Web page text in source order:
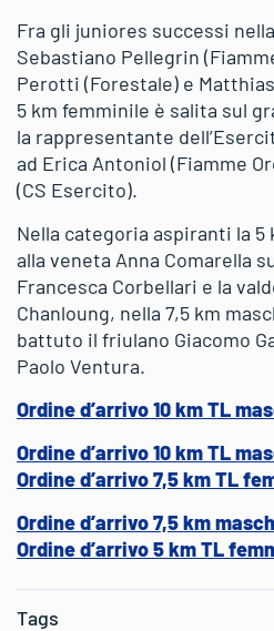
Fra gli juniores successi
Sebastiano Pellegrin
Perotti (Forestale) e
5 km femminile è salita sul
la rappresentante
ad Erica Antoniol (Fiamme
(CS Esercito).
Nella categoria aspiranti la 5
alla veneta Anna Comarella
Francesca Corbellari e la
Chanloung, nella 7,5 km
battuto il friulano Giacomo
Paolo Ventura.
Ordine d’arrivo 10 km TL
Ordine d’arrivo 10 km TL
Ordine d’arrivo 7,5 km TL
Ordine d’arrivo 7,5 km
Ordine d’arrivo 5 km TL
Tags